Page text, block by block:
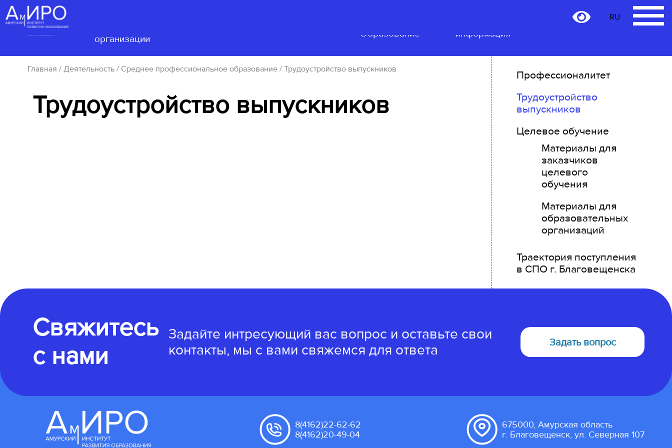
организации
"Образование"
информация
RU
Главная / Деятельность/ Среднее профессиональное образование/ Трудоустройство выпускников
Трудоустройство выпускников
Профессионалитет
Трудоустройство
выпускников
Целевое обучение
Материалы для
заказчиков
целевого
обучения
Материалы для
образовательных
организаций
Траектория поступления
в СПО г. Благовещенска
Свяжитесь
с нами
Задайте интресующий вас вопрос и оставьте свои
контакты, мы с вами свяжемся для ответа
Задать вопрос
8(4162)22-62-62
8(4162)20-49-04
675000, Амурская область
г. Благовещенск, ул. Северная 107